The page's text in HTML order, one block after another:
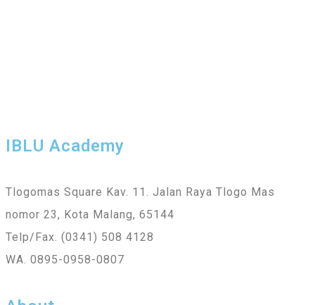
IBLU Academy
Tlogomas Square Kav. 11. Jalan Raya Tlogo Mas
nomor 23, Kota Malang, 65144
Telp/Fax. (0341) 508 4128
WA. 0895-0958-0807